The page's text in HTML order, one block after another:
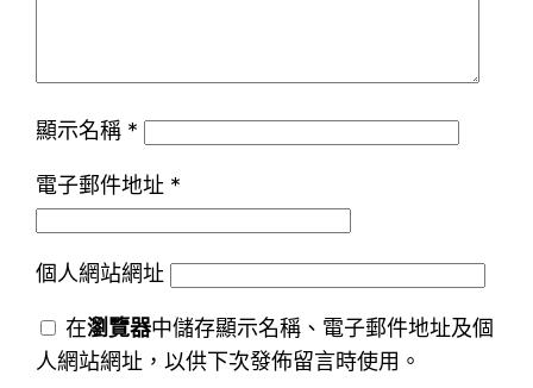
顯示名稱 *
電子郵件地址 *
個人網站網址
在瀏覽器中儲存顯示名稱、電子郵件地址及個
人網站網址，以供下次發佈留言時使用。